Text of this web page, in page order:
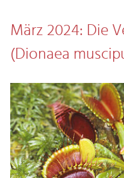
März 2024: Die
(Dionaea